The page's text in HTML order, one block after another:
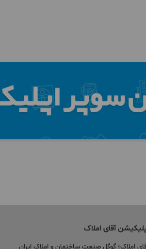
آقای املاک
املاک؛ گوگل صنعت ساختمان و املاک ایران